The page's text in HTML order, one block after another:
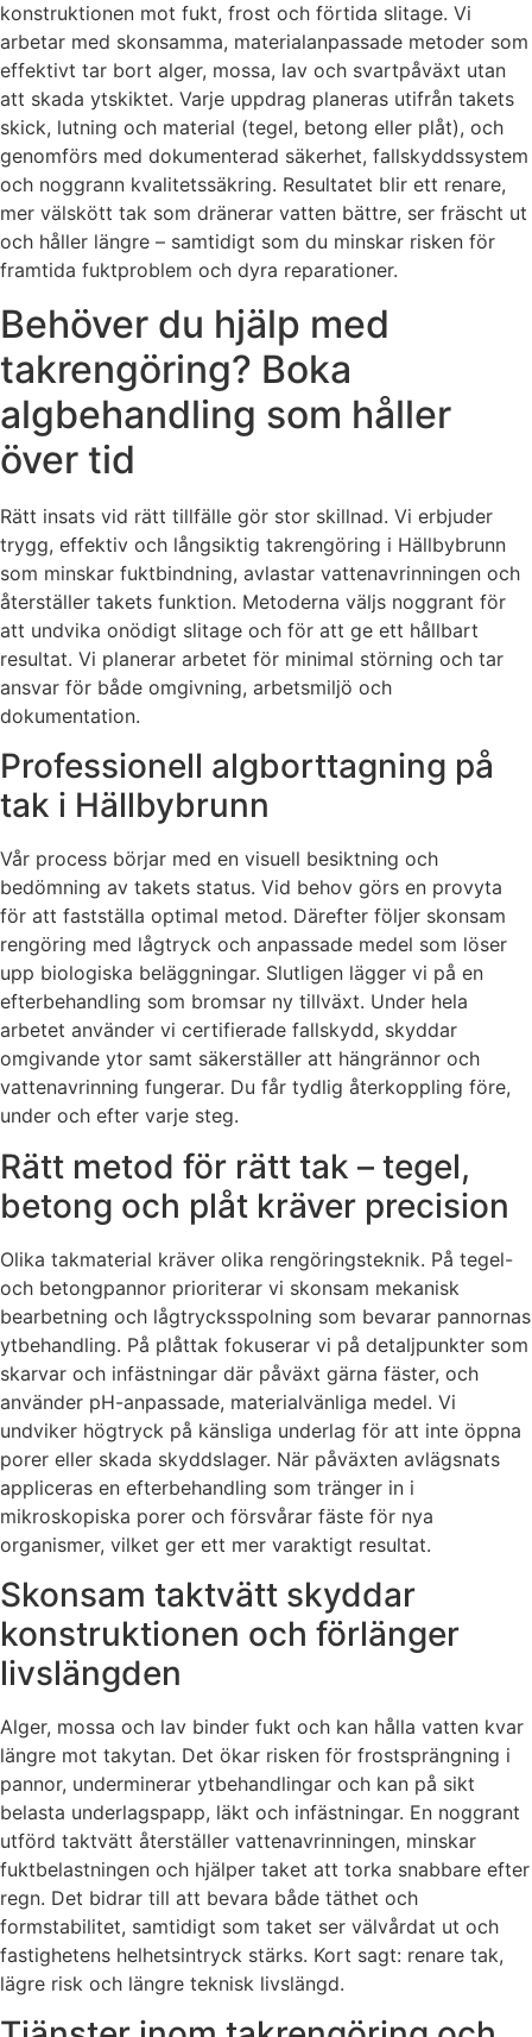
konstruktionen mot fukt, frost och förtida slitage. Vi
arbetar med skonsamma, materialanpassade metoder som
effektivt tar bort alger, mossa, lav och svartpåväxt utan
att skada ytskiktet. Varje uppdrag planeras utifrån takets
skick, lutning och material (tegel, betong eller plåt), och
genomförs med dokumenterad säkerhet, fallskyddssystem
och noggrann kvalitetssäkring. Resultatet blir ett renare,
mer välskött tak som dränerar vatten bättre, ser fräscht ut
och håller längre – samtidigt som du minskar risken för
framtida fuktproblem och dyra reparationer.
Behöver du hjälp med
takrengöring? Boka
algbehandling som håller
över tid
Rätt insats vid rätt tillfälle gör stor skillnad. Vi erbjuder
trygg, effektiv och långsiktig takrengöring i Hällbybrunn
som minskar fuktbindning, avlastar vattenavrinningen och
återställer takets funktion. Metoderna väljs noggrant för
att undvika onödigt slitage och för att ge ett hållbart
resultat. Vi planerar arbetet för minimal störning och tar
ansvar för både omgivning, arbetsmiljö och
dokumentation.
Professionell algborttagning på
tak i Hällbybrunn
Vår process börjar med en visuell besiktning och
bedömning av takets status. Vid behov görs en provyta
för att fastställa optimal metod. Därefter följer skonsam
rengöring med lågtryck och anpassade medel som löser
upp biologiska beläggningar. Slutligen lägger vi på en
efterbehandling som bromsar ny tillväxt. Under hela
arbetet använder vi certifierade fallskydd, skyddar
omgivande ytor samt säkerställer att hängrännor och
vattenavrinning fungerar. Du får tydlig återkoppling före,
under och efter varje steg.
Rätt metod för rätt tak – tegel,
betong och plåt kräver precision
Olika takmaterial kräver olika rengöringsteknik. På tegel-
och betongpannor prioriterar vi skonsam mekanisk
bearbetning och lågtrycksspolning som bevarar pannornas
ytbehandling. På plåttak fokuserar vi på detaljpunkter som
skarvar och infästningar där påväxt gärna fäster, och
använder pH-anpassade, materialvänliga medel. Vi
undviker högtryck på känsliga underlag för att inte öppna
porer eller skada skyddslager. När påväxten avlägsnats
appliceras en efterbehandling som tränger in i
mikroskopiska porer och försvårar fäste för nya
organismer, vilket ger ett mer varaktigt resultat.
Skonsam taktvätt skyddar
konstruktionen och förlänger
livslängden
Alger, mossa och lav binder fukt och kan hålla vatten kvar
längre mot takytan. Det ökar risken för frostsprängning i
pannor, underminerar ytbehandlingar och kan på sikt
belasta underlagspapp, läkt och infästningar. En noggrant
utförd taktvätt återställer vattenavrinningen, minskar
fuktbelastningen och hjälper taket att torka snabbare efter
regn. Det bidrar till att bevara både täthet och
formstabilitet, samtidigt som taket ser välvårdat ut och
fastighetens helhetsintryck stärks. Kort sagt: renare tak,
lägre risk och längre teknisk livslängd.